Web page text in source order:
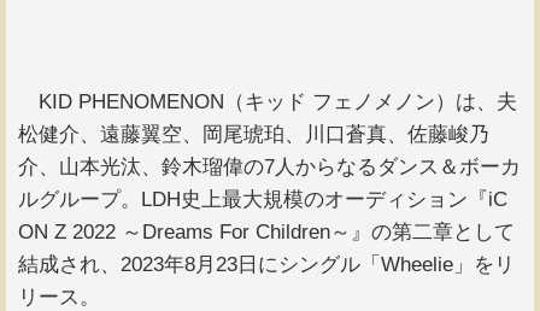
KID PHENOMENON（キッド フェノメノン）は、夫
松健介、遠藤翼空、岡尾琥珀、川口蒼真、佐藤峻乃
介、山本光汰、鈴木瑠偉の7人からなるダンス＆ボーカ
ルグループ。LDH史上最大規模のオーディション『iC
ON Z 2022 ～Dreams For Children～』の第二章として
結成され、2023年8月23日にシングル「Wheelie」をリ
リース。